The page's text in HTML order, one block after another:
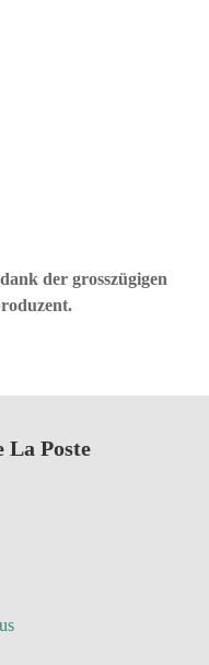
der grosszügigen
La Poste